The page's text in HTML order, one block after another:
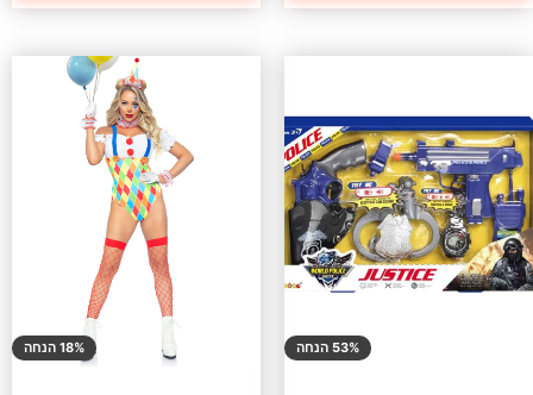
53% הנחה 18% הנחה